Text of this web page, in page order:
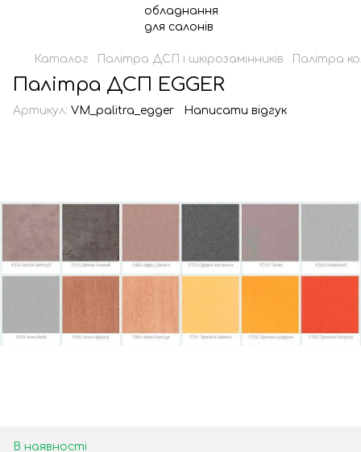
Каталог Палітра ДСП і шкірозамінників Палітра
Палітра ДСП EGGER
Артикул: VM_palitra_egger Написати відгук
В наявності